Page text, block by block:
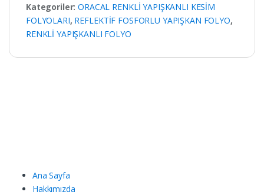
Kategoriler:ORACAL RENKLİ YAPIŞKANLI KESİM
FOLYOLARI, REFLEKTİF FOSFORLU YAPIŞKAN FOLYO,
RENKLİ YAPIŞKANLI FOLYO
Ana Sayfa
Hakkımızda